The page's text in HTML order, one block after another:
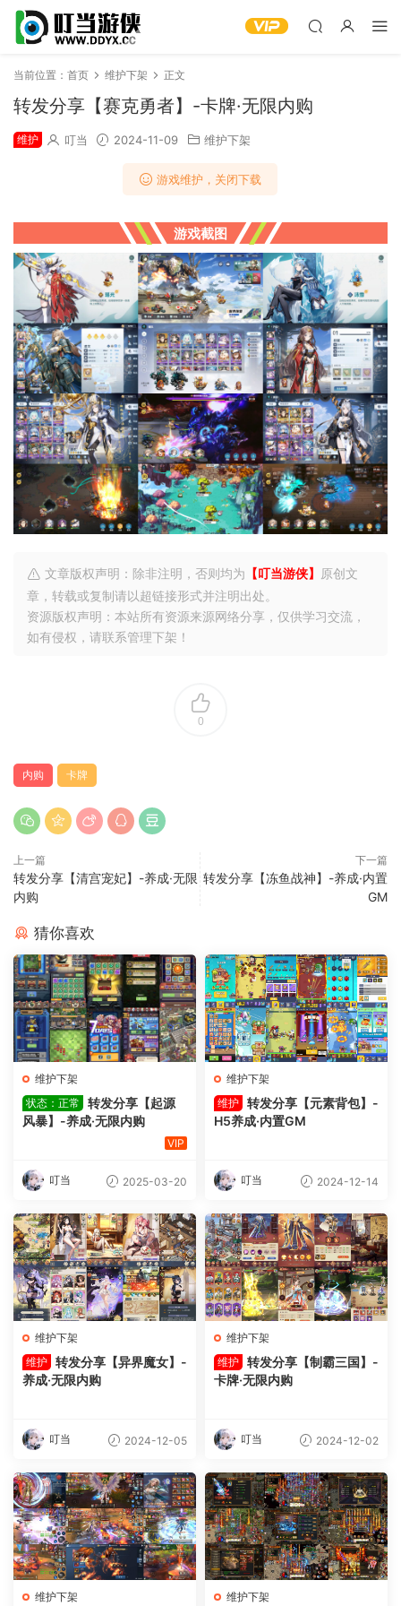
当前位置： 首页 维护下架 正文
转发分享【赛克勇者】-卡牌·无限内购
维护 叮当 2024-11-09 维护下架
游戏维护，关闭下载
游戏截图
文章版权声明：除非注明，否则均为 【叮当游侠】
原创文
章，转载或复制请以超链接形式并注明出处。
资源版权声明：本站所有资源来源网络分享，仅供学习交流，
如有侵权，请联系管理下架！
0
内购 卡牌
上一篇
转发分享【清宫宠妃】-养成·无限
内购
下一篇
转发分享【冻鱼战神】-养成·内置
GM
猜你喜欢
维护下架
状态：正常
转发分享【起源
风暴】-养成·无限内购
VIP
叮当 2025-03-20
维护下架
维护 转发分享【元素背包】-
H5养成·内置GM
叮当 2024-12-14
维护下架
维护 转发分享【异界魔女】-
养成·无限内购
叮当 2024-12-05
维护下架
维护 转发分享【制霸三国】-
卡牌·无限内购
叮当 2024-12-02
维护下架 维护下架